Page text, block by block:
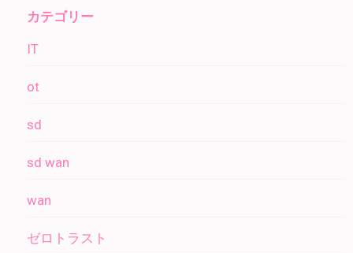
カテゴリー
IT
ot
sd
sd wan
wan
ゼロトラスト